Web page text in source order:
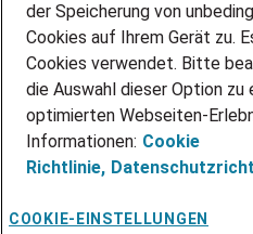
PRESSE
KONTAKT
@Adecco 2026
IMPRESSUM
DATENSCHUTZ
NUTZUNGSBEDINGUNGEN
COOKIE-RICHTLINIEN
der Speicherung von
Cookies auf Ihrem Gerät zu.
Cookies verwendet. Bitte
die Auswahl dieser Option zu
optimierten Webseiten-
Informationen: Cookie
Richtlinie,
COOKIE-EINSTELLUNGEN